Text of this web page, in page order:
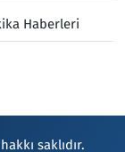
Haberleri
saklıdır.